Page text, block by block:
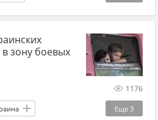
ЛЭП
зону боевых
1176
Еще 3